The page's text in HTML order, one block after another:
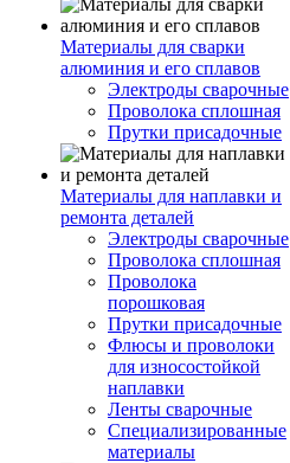
Материалы для сварки
алюминия и его сплавов
Электроды сварочные
Проволока сплошная
Прутки присадочные
Материалы для наплавки и
ремонта деталей
Электроды сварочные
Проволока сплошная
Проволока
порошковая
Прутки присадочные
Флюсы и проволоки
для износостойкой
наплавки
Ленты сварочные
Специализированные
материалы